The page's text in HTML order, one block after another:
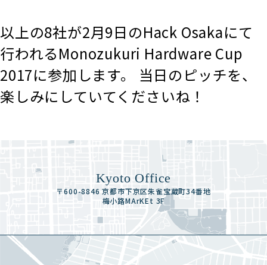
以上の8社が2月9日のHack Osakaにて
行われるMonozukuri Hardware Cup
2017に参加します。 当日のピッチを、
楽しみにしていてくださいね！
Kyoto Office
〒600-8846 京都市下京区朱雀宝蔵町34番地
梅小路MArKEt 3F